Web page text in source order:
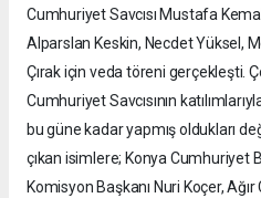
Cumhuriyet Savcısı Mustafa
Alparslan Keskin, Necdet Yüksel,
Çırak için veda töreni gerçekleşti.
Cumhuriyet Savcısının
bu güne kadar yapmış oldukları
çıkan isimlere; Konya Cumhuriyet
Komisyon Başkanı Nuri Koçer,